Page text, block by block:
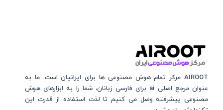
AIROOT مرکز تمام هوش مصنوعی‌‌‌ ها برای ایرانیان است. ما به
عنوان مرجع اصلی ai برای فارسی زبانان، شما را به ابزارهای هوش
مصنوعی پیشرفته وصل می کنیم تا لذت استفاده از قدرت این